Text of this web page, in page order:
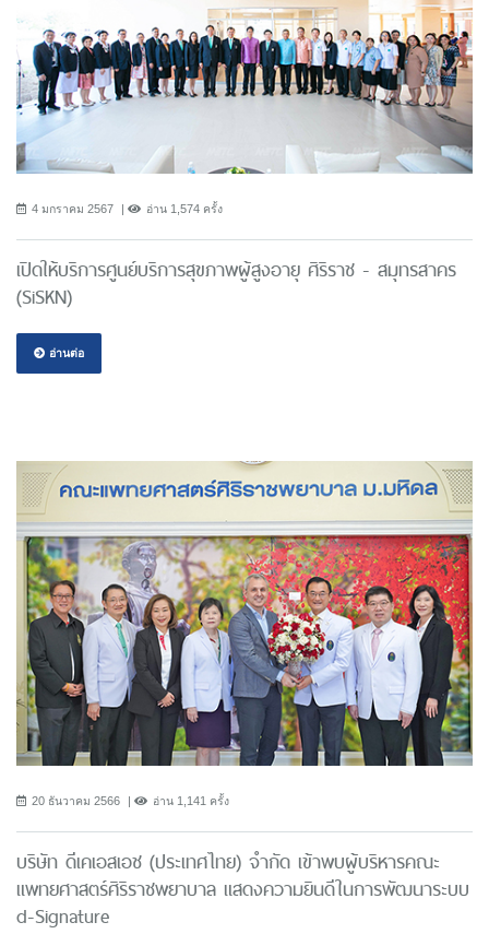
4 มกราคม 2567 อ่าน 1,574 ครั้ง
เปิดให้บริการศูนย์บริการสุขภาพผู้สูงอายุ ศิริราช - สมุทรสาคร
(SiSKN)
อ่านต่อ
20 ธันวาคม 2566 อ่าน 1,141 ครั้ง
บริษัท ดีเคเอสเอช (ประเทศไทย) จํากัด เข้าพบผู้บริหารคณะ
แพทยศาสตร์ศิริราชพยาบาล แสดงความยินดีในการพัฒนาระบบ
d-Signature